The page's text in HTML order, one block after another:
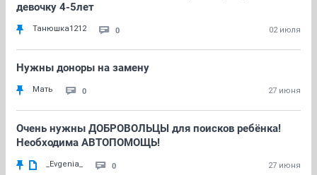
девочку 4-5лет
Танюшка1212 0 02 июля
Нужны доноры на замену
Мать 0 27 июня
Очень нужны ДОБРОВОЛЬЦЫ для поисков ребёнка!
Необходима АВТОПОМОЩЬ!
_Evgenia_ 0 27 июня